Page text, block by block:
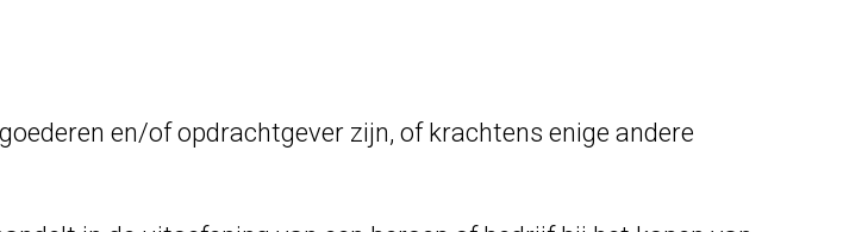
en/of opdrachtgever zijn, of krachtens enige andere